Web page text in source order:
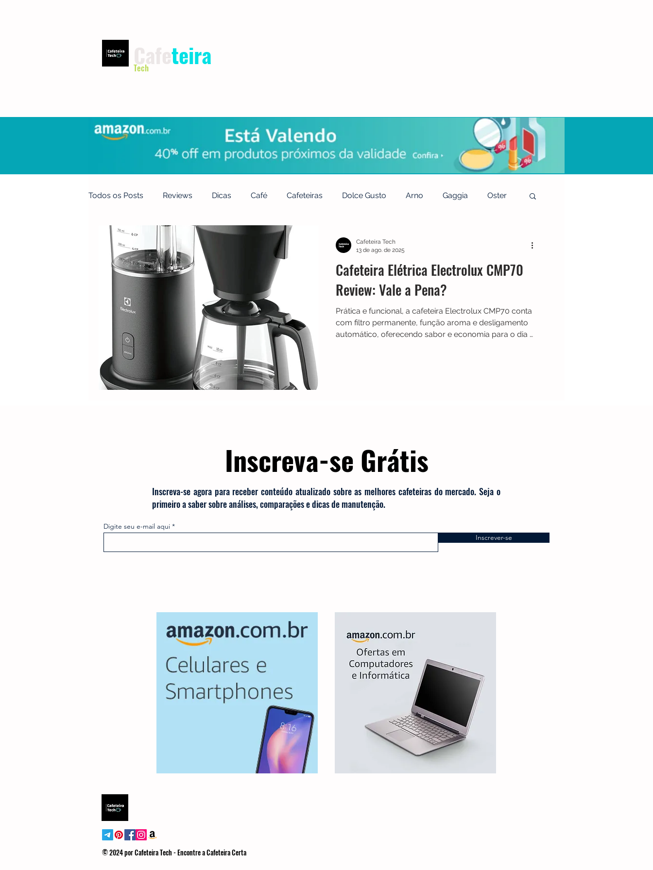
teira
Tech
Todos os Posts Reviews Dicas Café Cafeteiras Dolce Gusto Arno Gaggia Oster
Produtos Nespresso TRES Electrolux
Café Solúvel Mondial Cadence Filtros Britânia Echo Show Moedor
Hamilton Beach Promoções Black Friday Máquina de fazer pão Cuisinart Philips Walita
Cafeteira Elétrica Electrolux CMP70
Review: Vale a Pena?
Prática e funcional, a cafeteira Electrolux CMP70 conta
com filtro permanente, função aroma e desligamento
automático, oferecendo sabor e economia para o dia a
Cafeteira Tech
13 de ago. de 2025
Inscreva-se Grátis
Inscreva-se agora para receber conteúdo atualizado sobre as melhores cafeteiras do mercado. Seja o
primeiro a saber sobre análises, comparações e dicas de manutenção.
Digite seu e-mail aqui
Inscrever-se
© 2024 por Cafeteira Tech - Encontre a Cafeteira Certa